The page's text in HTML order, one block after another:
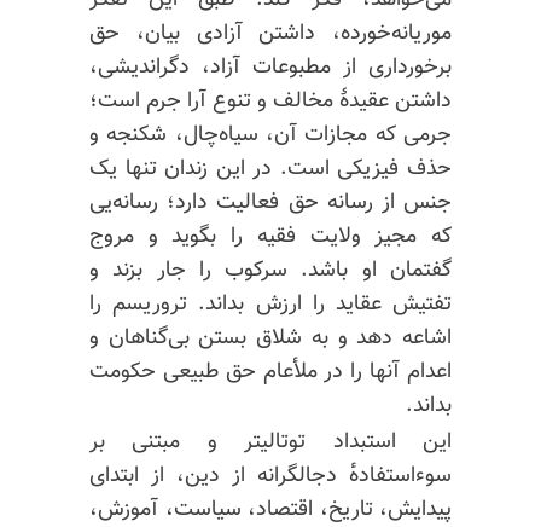
موریانه‌خورده، داشتن آزادی بیان، حق
برخورداری از مطبوعات آزاد، دگراندیشی،
داشتن عقیدهٔ مخالف و تنوع آرا جرم است؛
جرمی که مجازات آن، سیاه‌چال، شکنجه و
حذف فیزیکی است. در این زندان تنها یک
جنس از رسانه حق فعالیت دارد؛ رسانه‌یی
که مجیز ولایت فقیه را بگوید و مروج
گفتمان او باشد. سرکوب را جار بزند و
تفتیش عقاید را ارزش بداند. تروریسم را
اشاعه دهد و به شلاق بستن بی‌گناهان و
اعدام آنها را در ملأعام حق طبیعی حکومت
بداند.
این استبداد توتالیتر و مبتنی بر
سوءاستفاده‌ٔ دجالگرانه از دین، از ابتدای
پیدایش، تاریخ، اقتصاد، سیاست، آموزش،